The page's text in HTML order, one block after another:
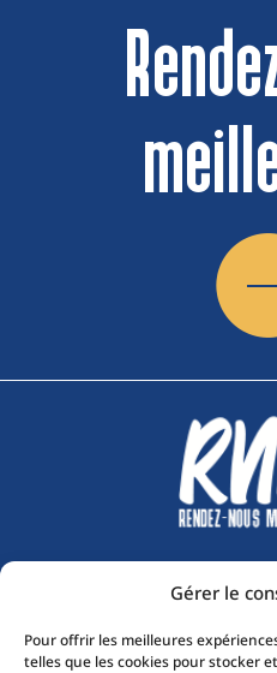
Gérer le
Pour offrir les meilleures
telles que les cookies pour stocker